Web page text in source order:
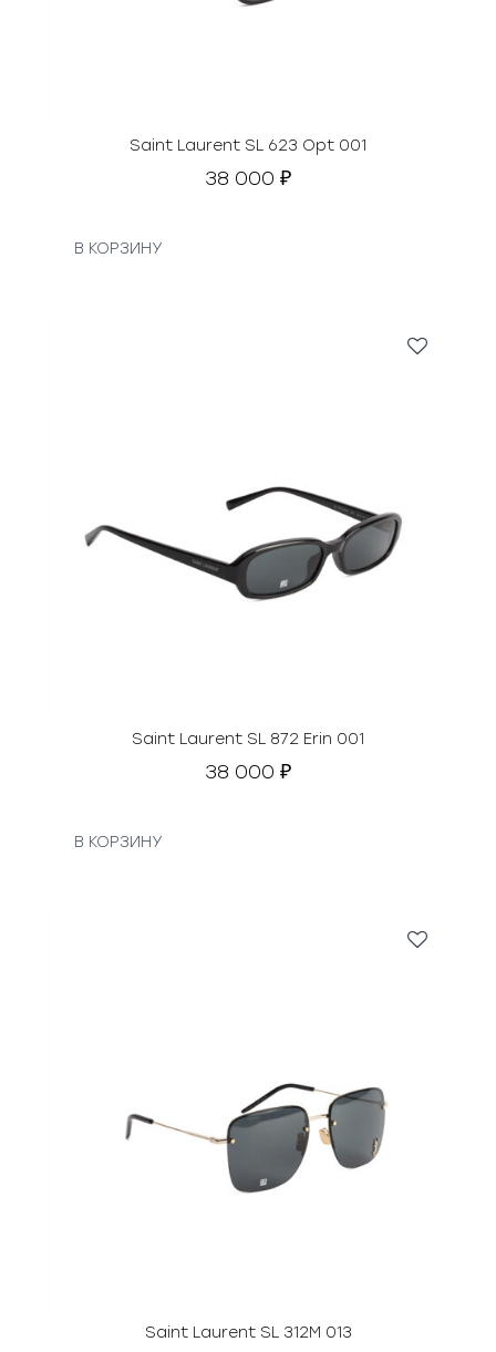
Saint Laurent SL 623 Opt 001
38 000 ₽
В КОРЗИНУ
Saint Laurent SL 872 Erin 001
38 000 ₽
В КОРЗИНУ
Saint Laurent SL 312М 013